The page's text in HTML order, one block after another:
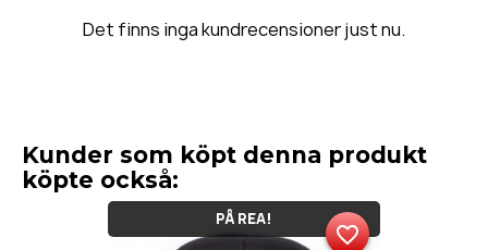
Det finns inga kundrecensioner just nu.
Kunder som köpt denna produkt
köpte också:
PÅ REA!
favorite_border